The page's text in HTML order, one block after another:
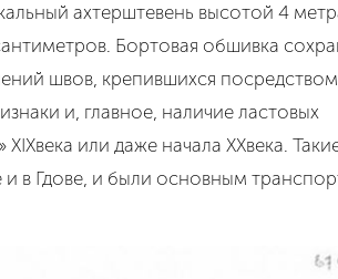
ахтерштевень высотой 4
Бортовая обшивка
швов, крепившихся посредством
и, главное, наличие ластовых
или даже начала XXвека.
и в Гдове, и были основным